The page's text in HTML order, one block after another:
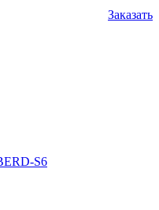
Заказать
S6